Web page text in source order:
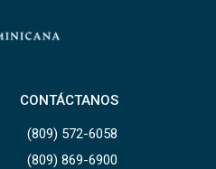
CONTÁCTANOS
(809) 572-6058
(809) 869-6900